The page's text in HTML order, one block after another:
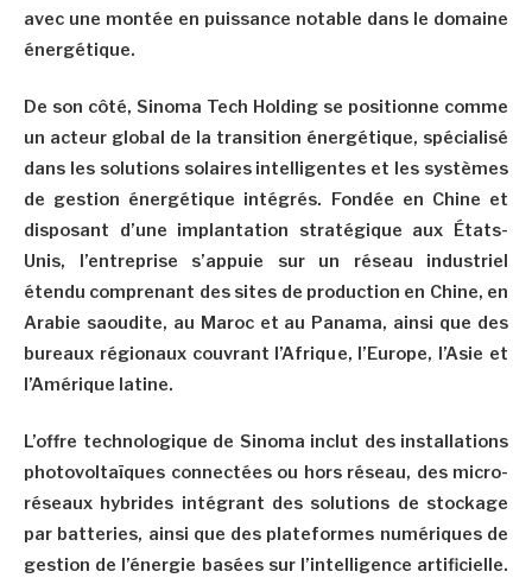
avec une montée en puissance notable dans le domaine
énergétique.
De son côté, Sinoma Tech Holding se positionne comme
un acteur global de la transition énergétique, spécialisé
dans les solutions solaires intelligentes et les systèmes
de gestion énergétique intégrés. Fondée en Chine et
disposant d’une implantation stratégique aux États-
Unis, l’entreprise s’appuie sur un réseau industriel
étendu comprenant des sites de production en Chine, en
Arabie saoudite, au Maroc et au Panama, ainsi que des
bureaux régionaux couvrant l’Afrique, l’Europe, l’Asie et
l’Amérique latine.
L’offre technologique de Sinoma inclut des installations
photovoltaïques connectées ou hors réseau, des micro-
réseaux hybrides intégrant des solutions de stockage
par batteries, ainsi que des plateformes numériques de
gestion de l’énergie basées sur l’intelligence artificielle.